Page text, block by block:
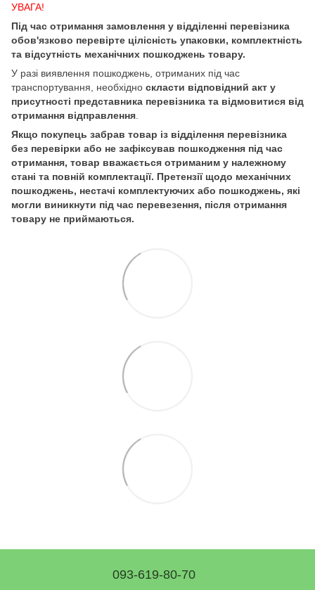
УВАГА!
Під час отримання замовлення у відділенні перевізника
обов'язково перевірте цілісність упаковки, комплектність
та відсутність механічних пошкоджень товару.
У разі виявлення пошкоджень, отриманих під час
транспортування, необхідно скласти відповідний акт у
присутності представника перевізника та відмовитися від
отримання відправлення
Якщо покупець забрав товар із відділення перевізника
без перевірки або не зафіксував пошкодження під час
отримання, товар вважається отриманим у належному
стані та повній комплектації. Претензії щодо механічних
пошкоджень, нестачі комплектуючих або пошкоджень, які
могли виникнути під час перевезення, після отримання
товару не приймаються.
093-619-80-70